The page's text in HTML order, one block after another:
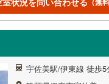
宇佐美駅/伊東線 徒歩5